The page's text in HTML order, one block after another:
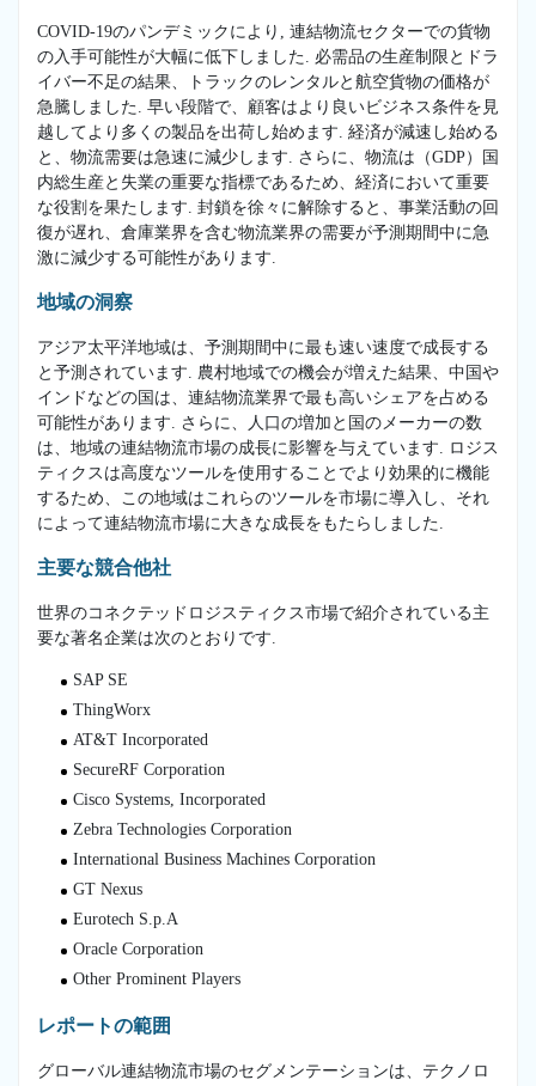
COVID-19のパンデミックにより, 連結物流セクターでの貨物
の入手可能性が大幅に低下しました. 必需品の生産制限とドラ
イバー不足の結果、トラックのレンタルと航空貨物の価格が
急騰しました. 早い段階で、顧客はより良いビジネス条件を見
越してより多くの製品を出荷し始めます. 経済が減速し始める
と、物流需要は急速に減少します. さらに、物流は（GDP）国
内総生産と失業の重要な指標であるため、経済において重要
な役割を果たします. 封鎖を徐々に解除すると、事業活動の回
復が遅れ、倉庫業界を含む物流業界の需要が予測期間中に急
激に減少する可能性があります.
地域の洞察
アジア太平洋地域は、予測期間中に最も速い速度で成長する
と予測されています. 農村地域での機会が増えた結果、中国や
インドなどの国は、連結物流業界で最も高いシェアを占める
可能性があります. さらに、人口の増加と国のメーカーの数
は、地域の連結物流市場の成長に影響を与えています. ロジス
ティクスは高度なツールを使用することでより効果的に機能
するため、この地域はこれらのツールを市場に導入し、それ
によって連結物流市場に大きな成長をもたらしました.
主要な競合他社
世界のコネクテッドロジスティクス市場で紹介されている主
要な著名企業は次のとおりです.
SAP SE
ThingWorx
AT&T Incorporated
SecureRF Corporation
Cisco Systems, Incorporated
Zebra Technologies Corporation
International Business Machines Corporation
GT Nexus
Eurotech S.p.A
Oracle Corporation
Other Prominent Players
レポートの範囲
グローバル連結物流市場のセグメンテーションは、テクノロ